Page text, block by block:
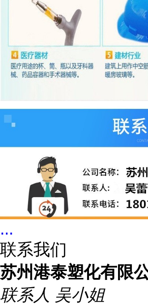
...
联系我们
苏州港泰塑化有限
联系人 吴小姐